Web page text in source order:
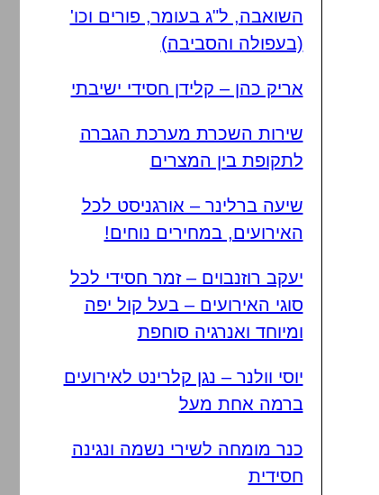
השואבה, ל"ג בעומר, פורים וכו'
(בעפולה והסביבה)
אריק כהן – קלידן חסידי ישיבתי
שירות השכרת מערכת הגברה
לתקופת בין המצרים
שיעה ברלינר – אורגניסט לכל
האירועים, במחירים נוחים!
יעקב רוזנבוים – זמר חסידי לכל
סוגי האירועים – בעל קול יפה
ומיוחד ואנרגיה סוחפת
יוסי וולנר – נגן קלרינט לאירועים
ברמה אחת מעל
כנר מומחה לשירי נשמה ונגינה
חסידית